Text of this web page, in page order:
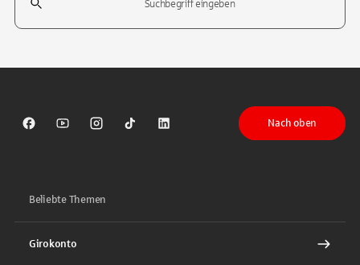
Sparkasse auf Facebook
Sparkasse auf Youtube
Sparkasse auf Instagram
Sparkasse auf TikTok
Sparkasse auf LinkedIn
Nach oben
Beliebte Themen
Girokonto